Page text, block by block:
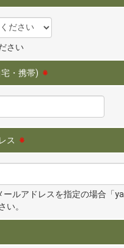
さい
・携帯) ※
ス ※
ールアドレスを指定の場合「
い。